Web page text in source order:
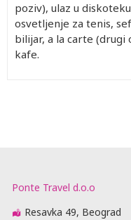
poziv), ulaz u
osvetljenje za tenis,
bilijar, a la carte
kafe.
Ponte Travel d.o.o
Resavka 49, Beograd